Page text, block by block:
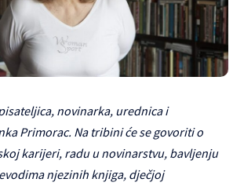
novinarka, urednica i
Primorac. Na tribini će se govoriti o
karijeri, radu u novinarstvu, bavljenju
njezinih knjiga, dječjoj